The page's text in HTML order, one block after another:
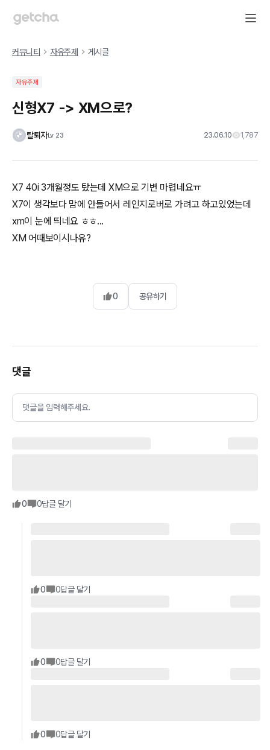
커뮤니티 자유주제 게시글
자유주제
신형X7 -> XM으로?
탈퇴자Lv 23 23.06.10 1,787
X7 40i 3개월정도 탔는데 XM으로 기변 마렵네요ㅠ
X7이 생각보다 맘에 안들어서 레인지로버로 가려고 하고있었는데
xm이 눈에 띄네요 ㅎㅎ...
XM 어때보이시나유?
0 공유하기
댓글
댓글을 입력해주세요.
0 0답글 달기
0 0답글 달기
0 0답글 달기
0 0답글 달기